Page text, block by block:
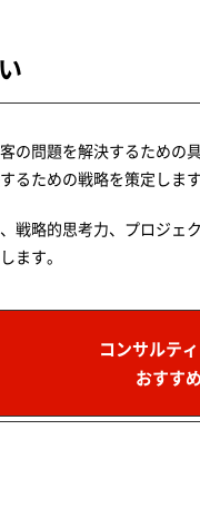
の問題を解決するため
るための戦略を策定します
戦略的思考力、プロジ
ます。
コンサルテ
おすす